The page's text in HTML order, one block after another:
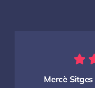
Mercè Sitges